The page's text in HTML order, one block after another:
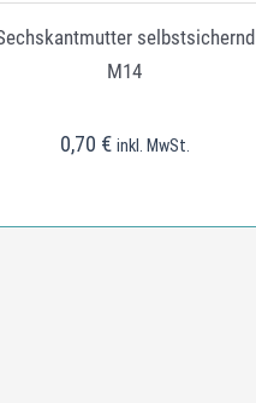
selbstsichernd
M14
0,70 € inkl. MwSt.